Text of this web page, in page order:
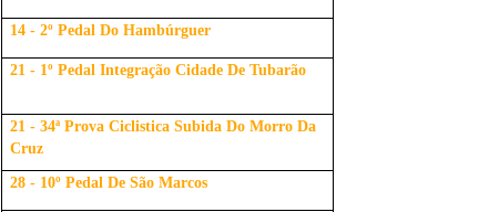
14 - 2º Pedal Do Hambúrguer
21 - 1º Pedal Integração Cidade De Tubarão
21 - 34ª Prova Ciclistica Subida Do Morro Da
Cruz
28 - 10º Pedal De São Marcos